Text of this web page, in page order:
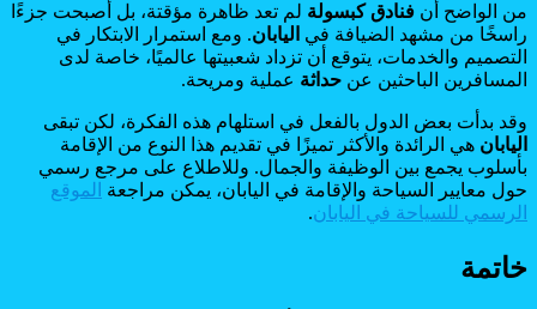
من الواضح أن فنادق كبسولة لم تعد ظاهرة مؤقتة، بل أصبحت جزءًا
راسخًا من مشهد الضيافة في اليابان. ومع استمرار الابتكار في
التصميم والخدمات، يتوقع أن تزداد شعبيتها عالميًا، خاصة لدى
المسافرين الباحثين عن حداثة عملية ومريحة.
وقد بدأت بعض الدول بالفعل في استلهام هذه الفكرة، لكن تبقى
اليابان هي الرائدة والأكثر تميزًا في تقديم هذا النوع من الإقامة
بأسلوب يجمع بين الوظيفة والجمال. وللاطلاع على مرجع رسمي
حول معايير السياحة والإقامة في اليابان، يمكن مراجعة الموقع
الرسمي للسياحة في اليابان.
خاتمة